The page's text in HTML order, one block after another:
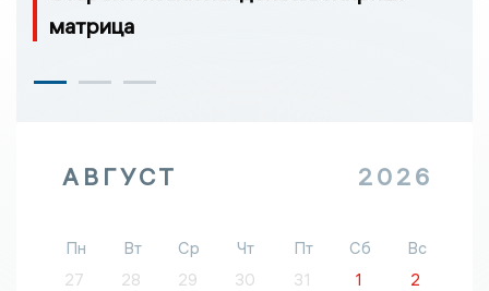
матрица
АВГУСТ 2026
Пн Вт Ср Чт Пт Сб
Вс
27
28 29 30 31 1
2